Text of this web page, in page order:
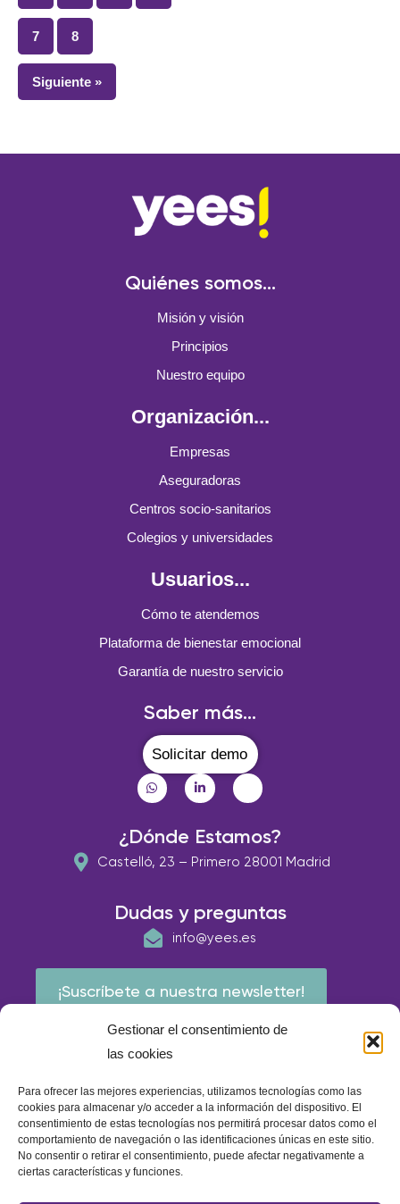
Gestionar el consentimiento de
las cookies
Para ofrecer las mejores experiencias, utilizamos tecnologías como las
cookies para almacenar y/o acceder a la información del dispositivo. El
consentimiento de estas tecnologías nos permitirá procesar datos como el
comportamiento de navegación o las identificaciones únicas en este sitio.
No consentir o retirar el consentimiento, puede afectar negativamente a
ciertas características y funciones.
7 8
Siguiente »
Quiénes somos...
Misión y visión
Principios
Nuestro equipo
Organización...
Empresas
Aseguradoras
Centros socio-sanitarios
Colegios y universidades
Usuarios...
Cómo te atendemos
Plataforma de bienestar emocional
Garantía de nuestro servicio
Saber más...
Solicitar demo
¿Dónde Estamos?
Castelló, 23 – Primero 28001 Madrid
Dudas y preguntas
info@yees.es
¡Suscríbete a nuestra newsletter!
© E.A.P IBERIA 2026